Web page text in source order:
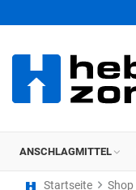
ANSCHLAGMITTEL
Startseite Shop